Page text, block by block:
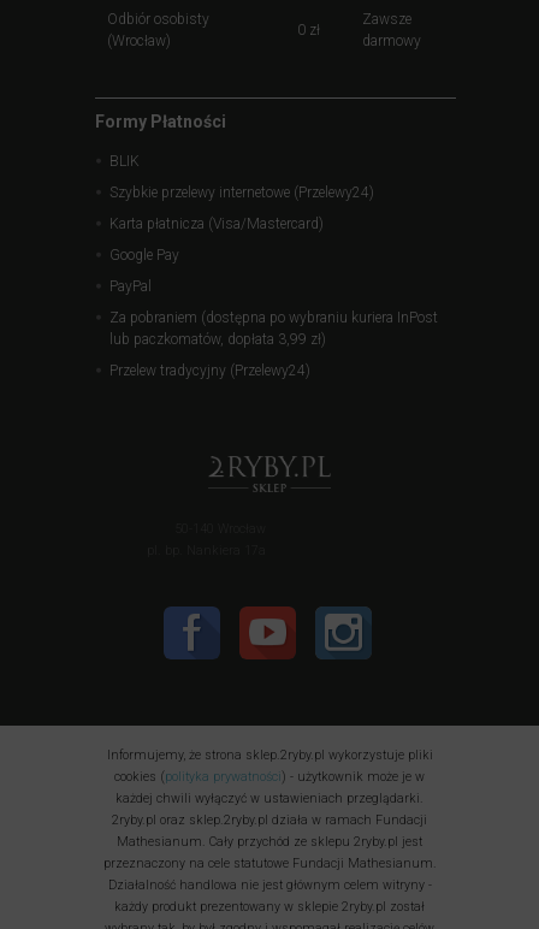
Odbiór osobisty
(Wrocław)
0 zł
Zawsze
darmowy
Formy Płatności
BLIK
Szybkie przelewy internetowe (Przelewy24)
Karta płatnicza (Visa/Mastercard)
Google Pay
PayPal
Za pobraniem (dostępna po wybraniu kuriera InPost
lub paczkomatów, dopłata 3,99 zł)
Przelew tradycyjny (Przelewy24)
Informujemy, że strona sklep.2ryby.pl wykorzystuje pliki
cookies (polityka prywatności) - użytkownik może je w
każdej chwili wyłączyć w ustawieniach przeglądarki.
2ryby.pl oraz sklep.2ryby.pl działa w ramach Fundacji
Mathesianum. Cały przychód ze sklepu 2ryby.pl jest
przeznaczony na cele statutowe Fundacji Mathesianum.
Działalność handlowa nie jest głównym celem witryny -
każdy produkt prezentowany w sklepie 2ryby.pl został